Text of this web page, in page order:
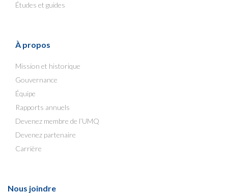
Études et guides
À propos
Mission et historique
Gouvernance
Équipe
Rapports annuels
Devenez membre de l’UMQ
Devenez partenaire
Carrière
Nous joindre